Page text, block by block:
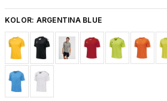
KOLOR: ARGENTINA BLUE